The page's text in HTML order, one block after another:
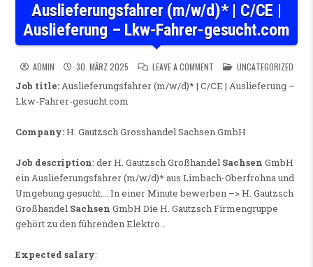
Auslieferungsfahrer (m/w/d)* | C/CE |
Auslieferung – Lkw-Fahrer-gesucht.com
ADMIN 30. MÄRZ 2025 LEAVE A COMMENTON AUSLIEFERUNGSFAHRER
POSTED IN
UNCATEGORIZED
Job title:Auslieferungsfahrer (m/w/d)* | C/CE | Auslieferung –
Lkw-Fahrer-gesucht.com
Company:H. Gautzsch Grosshandel Sachsen GmbH
Job description: der H. Gautzsch Großhandel Sachsen GmbH
ein Auslieferungsfahrer (m/w/d)* aus Limbach-Oberfrohna und
Umgebung gesucht…. In einer Minute bewerben –> H. Gautzsch
Großhandel Sachsen GmbH Die H. Gautzsch Firmengruppe
gehört zu den führenden Elektro…
Expected salary: